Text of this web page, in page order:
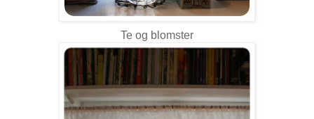
Te og blomster